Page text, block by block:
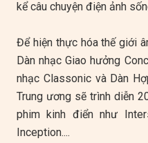
kể câu chuyện điện ảnh
Để hiện thực hóa thế giới
Dàn nhạc Giao hưởng
nhạc Classonic và Dàn
Trung ương sẽ trình diễn
phim kinh điển như
Inception....